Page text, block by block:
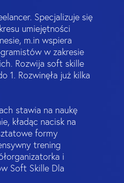
Specjalizuje się
umiejętności
m.in wspiera
w zakresie
Rozwija soft skille
1. Rozwinęła już kilka
stawia na naukę
kładąc nacisk na
formy
trening
i
Soft Skille Dla